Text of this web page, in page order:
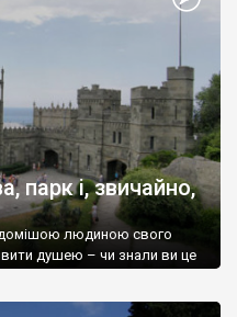
парк і, звичайно,
людиною свого
душею – чи знали ви це